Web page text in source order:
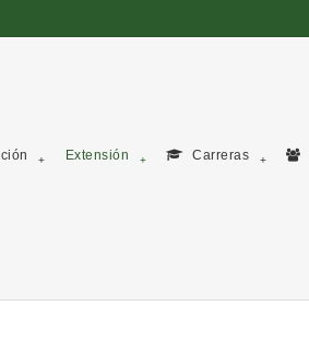
Extensión Carreras